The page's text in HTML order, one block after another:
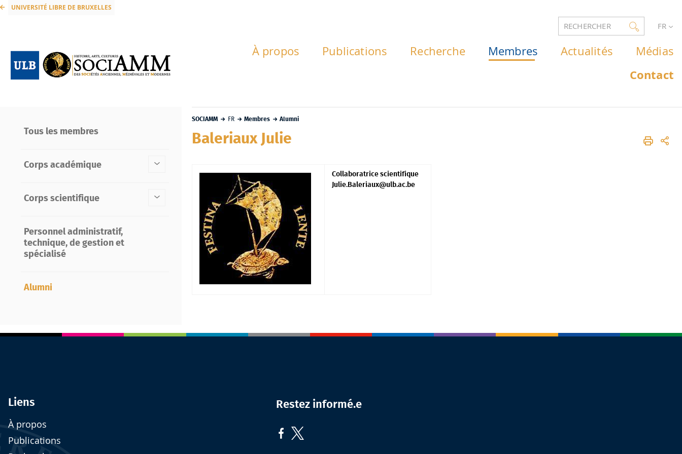
UNIVERSITÉ LIBRE DE BRUXELLES
RECHERCHER FR
À propos Publications Recherche Membres Actualités Médias
Contact
Tous les membres
Corps académique
Corps scientifique
Personnel administratif,
technique, de gestion et
spécialisé
Alumni
SOCIAMM FR Membres Alumni
Baleriaux Julie
Collaboratrice scientifique
Julie.Baleriaux@ulb.ac.be
Liens
À propos
Publications
Restez informé.e